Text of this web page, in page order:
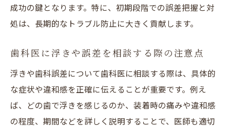
成功の鍵となります。特に、初期段階での誤差把握と対
処は、長期的なトラブル防止に大きく貢献します。
歯科医に浮きや誤差を相談する際の注意点
浮きや歯科誤差について歯科医に相談する際は、具体的
な症状や違和感を正確に伝えることが重要です。例え
ば、どの歯で浮きを感じるのか、装着時の痛みや違和感
の程度、期間などを詳しく説明することで、医師も適切